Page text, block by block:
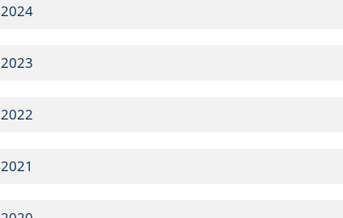
2024
2023
2022
2021